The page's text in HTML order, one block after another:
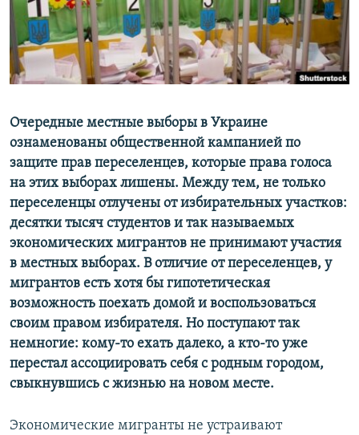
ПОБЕДИТЕЛЕЙ НЕ СУДЯТ?
КРЫМ.НЕПОКОРЕННЫЙ
ПРИСОЕДИНЯЙТЕСЬ!
Все сайты RFE/RL
Очередные местные выборы в Украине
ознаменованы общественной кампанией по
защите прав переселенцев, которые права голоса
на этих выборах лишены. Между тем, не только
переселенцы отлучены от избирательных участков:
десятки тысяч студентов и так называемых
экономических мигрантов не принимают участия
в местных выборах. В отличие от переселенцев, у
мигрантов есть хотя бы гипотетическая
возможность поехать домой и воспользоваться
своим правом избирателя. Но поступают так
немногие: кому-то ехать далеко, а кто-то уже
перестал ассоциировать себя с родным городом,
свыкнувшись с жизнью на новом месте.
Экономические мигранты не устраивают